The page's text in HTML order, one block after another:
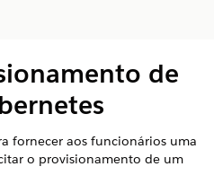
de
fornecer aos funcionários uma
o provisionamento de um